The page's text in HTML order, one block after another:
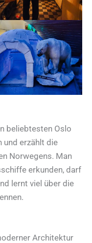
beliebtesten Oslo
und erzählt die
Norwegens. Man
erkunden, darf
lernt viel über die
Architektur